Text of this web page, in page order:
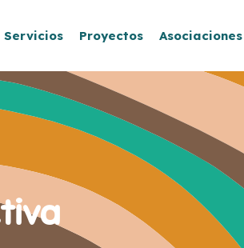
Servicios Proyectos Asociaciones